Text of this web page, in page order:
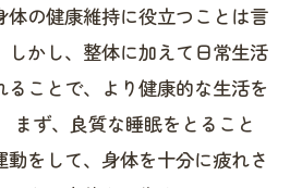
体の健康維持に役立つことは言
しかし、整体に加えて日常生活
ることで、より健康的な生活を
まず、良質な睡眠をとること
をして、身体を十分に疲れさ